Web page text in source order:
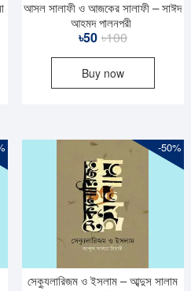
আসল সালাফী ও আজকের সালাফী – সাঈদ
আহমদ পালনপূরী
৳100Original
price
৳100.
৳50
Current
price
৳50.
Buy now
-50%
সেক্যুলারিজম ও ইসলাম – আব্দুস সালাম